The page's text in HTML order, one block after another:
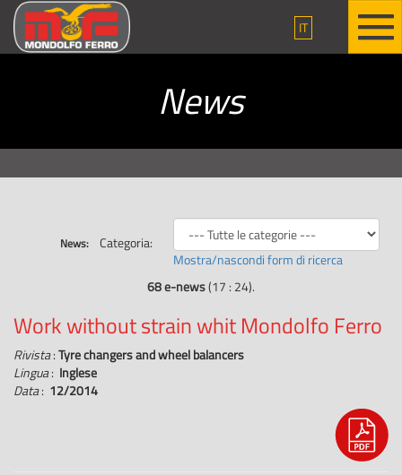
IT
News
News: Categoria:
Mostra/nascondi form di ricerca
68 e-news(17 : 24).
Work without strain whit Mondolfo Ferro
Rivista:Tyre changers and wheel balancers
Lingua: Inglese
Data: 12/2014